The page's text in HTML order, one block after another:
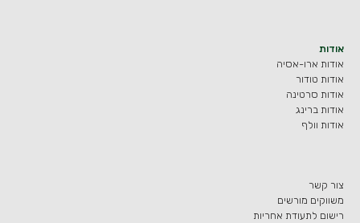
אודות
אודות ארו-אסיה
אודות טודור
אודות סרטינה
אודות ברינג
אודות וולף
צור קשר
משווקים מורשים
רישום לתעודת אחריות